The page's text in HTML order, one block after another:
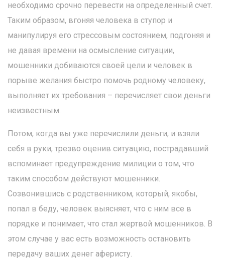
необходимо срочно перевести на определенный счет.
Таким образом, вгоняя человека в ступор и
манипулируя его стрессовым состоянием, подгоняя и
не давая времени на осмысление ситуации,
мошенники добиваются своей цели и человек в
порыве желания быстро помочь родному человеку,
выполняет их требования – перечисляет свои деньги
неизвестным.
Потом, когда вы уже перечислили деньги, и взяли
себя в руки, трезво оценив ситуацию, пострадавший
вспоминает предупреждение милиции о том, что
таким способом действуют мошенники.
Созвонившись с родственником, который, якобы,
попал в беду, человек выясняет, что с ним все в
порядке и понимает, что стал жертвой мошенников. В
этом случае у вас есть возможность остановить
передачу ваших денег аферисту.